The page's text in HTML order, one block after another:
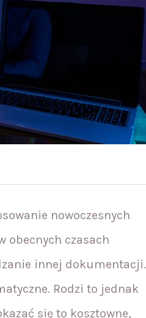
nowoczesnych
obecnych czasach
innej dokumentacji.
Rodzi to jednak
się to kosztowne,